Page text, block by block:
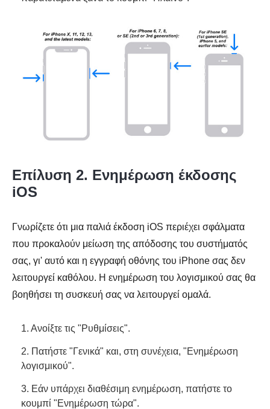
Επίλυση 2. Ενημέρωση έκδοσης
iOS
Γνωρίζετε ότι μια παλιά έκδοση iOS περιέχει σφάλματα
που προκαλούν μείωση της απόδοσης του συστήματός
σας, γι' αυτό και η εγγραφή οθόνης του iPhone σας δεν
λειτουργεί καθόλου. Η ενημέρωση του λογισμικού σας θα
βοηθήσει τη συσκευή σας να λειτουργεί ομαλά.
1. Ανοίξτε τις "Ρυθμίσεις".
2. Πατήστε "Γενικά" και, στη συνέχεια, "Ενημέρωση
λογισμικού".
3. Εάν υπάρχει διαθέσιμη ενημέρωση, πατήστε το
κουμπί "Ενημέρωση τώρα".